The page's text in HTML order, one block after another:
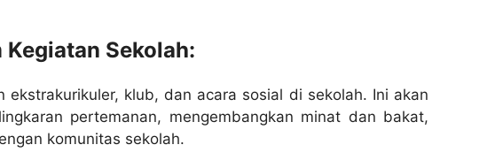
Sekolah:
ekstrakurikuler, klub, dan acara sosial di sekolah. Ini akan
pertemanan, mengembangkan minat dan bakat,
komunitas sekolah.